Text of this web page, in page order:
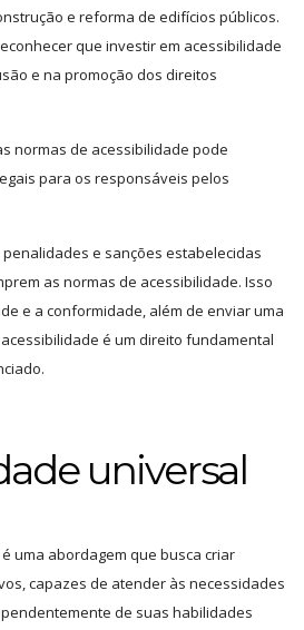
e reforma de edifícios públicos.
que investir em acessibilidade
e na promoção dos direitos
normas de acessibilidade pode
para os responsáveis pelos
e sanções estabelecidas
as normas de acessibilidade. Isso
e a conformidade, além de enviar uma
é um direito fundamental
universal
uma abordagem que busca criar
capazes de atender às necessidades
de suas habilidades